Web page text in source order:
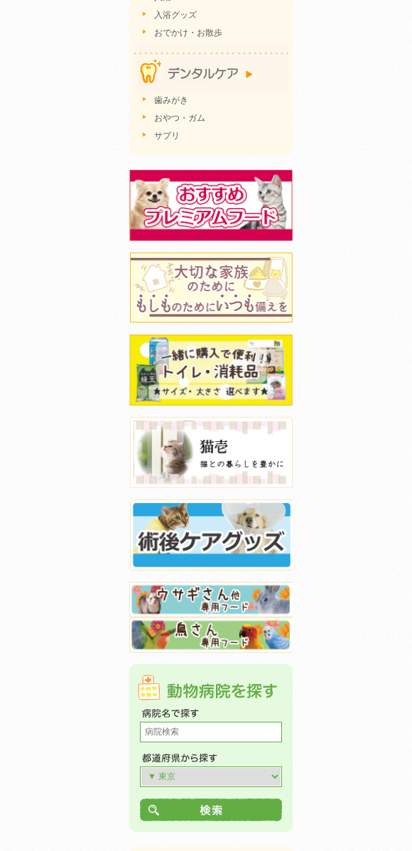
入浴グッズ
おでかけ・お散歩
歯みがき
おやつ・ガム
サプリ